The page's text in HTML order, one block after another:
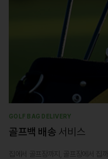
GOLF BAG DELIVERY
골프백 배송 서비스
집에서 골프장까지, 골프장에서 집까